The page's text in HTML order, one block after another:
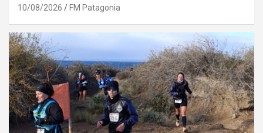
10/08/2026 FM Patagonia